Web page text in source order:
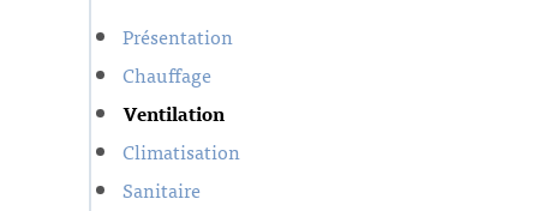
Présentation
Chauffage
Ventilation
Climatisation
Sanitaire